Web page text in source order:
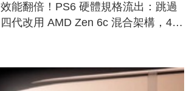
效能翻倍！PS6 硬體規格流出：跳過
四代改用 AMD Zen 6c 混合架構，4K